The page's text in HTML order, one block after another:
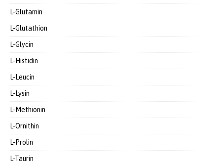
L-Glutamin
L-Glutathion
L-Glycin
L-Histidin
L-Leucin
L-Lysin
L-Methionin
L-Ornithin
L-Prolin
L-Taurin